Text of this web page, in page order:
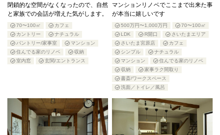
閉鎖的な空間がなくなったので、自然
と家族での会話が増えた気がします。
70〜100㎡
カフェ
カントリー
ナチュラル
パントリー/家事室
マンション
住んでる家のリノベ
収納
室内窓
玄関/エントランス
マンションリノベでここまで出来た事
が本当に嬉しいです
500万円〜1,000万円
70〜100㎡
LDK
R開口
さいたまエリア
さいたま宮原店
カフェ
シンプル
ナチュラル
マンション
住んでる家のリノベ
収納
家事ラク間取り
書斎/ワークスペース
洗面／トイレ／風呂